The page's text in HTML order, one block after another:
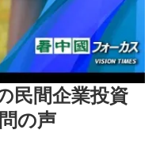
民間企業投資
の声